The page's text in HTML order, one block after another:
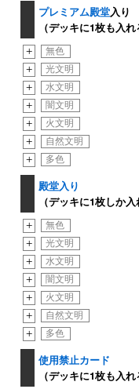
プレミアム殿堂入り
（デッキに1枚も入
+ 無色
+ 光文明
+ 水文明
+ 闇文明
+ 火文明
+ 自然文明
+ 多色
殿堂入り
（デッキに1枚しか
+ 無色
+ 光文明
+ 水文明
+ 闇文明
+ 火文明
+ 自然文明
+ 多色
使用禁止カード
（デッキに1枚も入